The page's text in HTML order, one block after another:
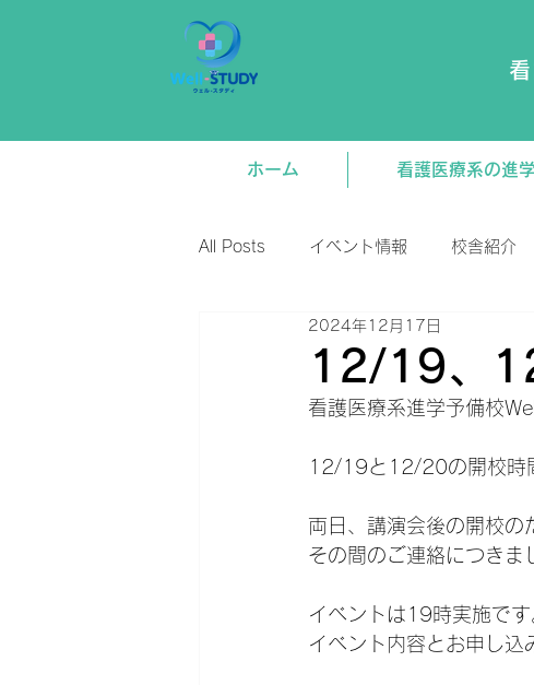
ホーム 看護医療系の進学
All Posts イベント情報 校舎紹介
将来関連
12/19、
2024年12月17日
看護医療系進学予備校
12/19と12/20の開校時
両日、講演会後の開校の
その間のご連絡につきま
イベントは19時実施です
イベント内容とお申し込